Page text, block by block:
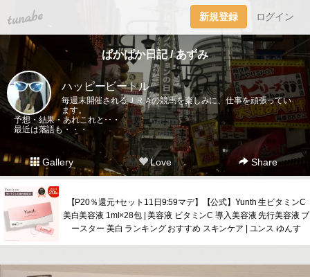
tuna.be 新規登録 ログイン
ぱかぱか日記 / あずみ
ハッピービートル
毎週末開催されるＪＲＡの競馬を楽しみに、仕事を頑張ってい
ます。
予想・結果・あれこれと･･・
最近は落語も・・・
Gallery Love Share
【P20％還元+セット11日9:59マデ】【公式】Yunth 生ビタミンC
美白美容液 1ml×28包 | 美容液 ビタミンC 導入美容液 先行美容液 ブ
ースター 美白 ランキング おすすめ スキンケア | ユンス ゆんす